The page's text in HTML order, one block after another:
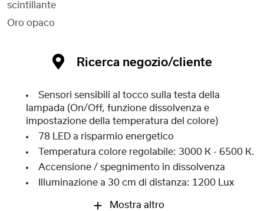
scintillante
Oro opaco
Ricerca negozio/cliente
Sensori sensibili al tocco sulla testa della
lampada (On/Off, funzione dissolvenza e
impostazione della temperatura del colore)
78 LED a risparmio energetico
Temperatura colore regolabile: 3000 K - 6500 K.
Accensione / spegnimento in dissolvenza
Illuminazione a 30 cm di distanza: 1200 Lux
Mostra altro